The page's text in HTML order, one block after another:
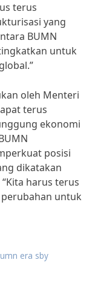
terus
yang
BUMN
untuk
oleh Menteri
terus
ekonomi
posisi
dikatakan
harus terus
untuk
era sby